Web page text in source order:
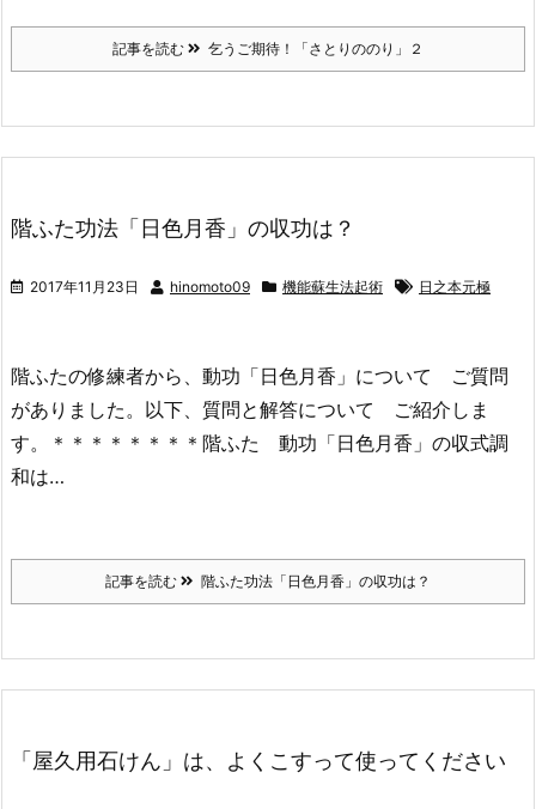
記事を読む 乞うご期待！「さとりののり」２
階ふた功法「日色月香」の収功は？
2017年11月23日 hinomoto09 機能蘇生法起術 日之本元極
階ふたの修練者から、動功「日色月香」について ご質問
がありました。以下、質問と解答について ご紹介しま
す。＊＊＊＊＊＊＊＊階ふた 動功「日色月香」の収式調
和は…
記事を読む 階ふた功法「日色月香」の収功は？
「屋久用石けん」は、よくこすって使ってください